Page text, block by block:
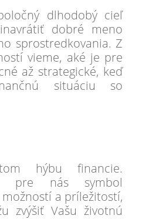
dlhodobý cieľ
dobré meno
sprostredkovania. Z
vieme, aké je pre
až strategické, keď
situáciu so
hýbu financie.
pre nás symbol
a príležitostí,
zvýšiť Vašu životnú